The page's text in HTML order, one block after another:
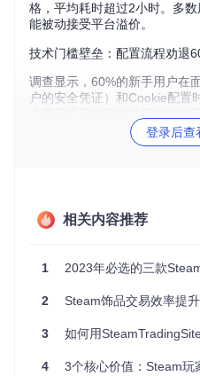
格，平均耗时超过2小时。多
能被动接受平台溢价。
技术门槛壁垒：配置流程劝退
调查显示，60%的新手用户在
户的安全凭证）和Cookie配置
数据延迟风险：错过最佳交易
核心性能参数对比
SteamTrading
收益
8.2%
登录后查
相关内容推荐
1 2023年必选的三款Steam挂刀工具
2 Steam饰品交易效率提升：
3 如何用
4 3个核心价值：Steam玩家